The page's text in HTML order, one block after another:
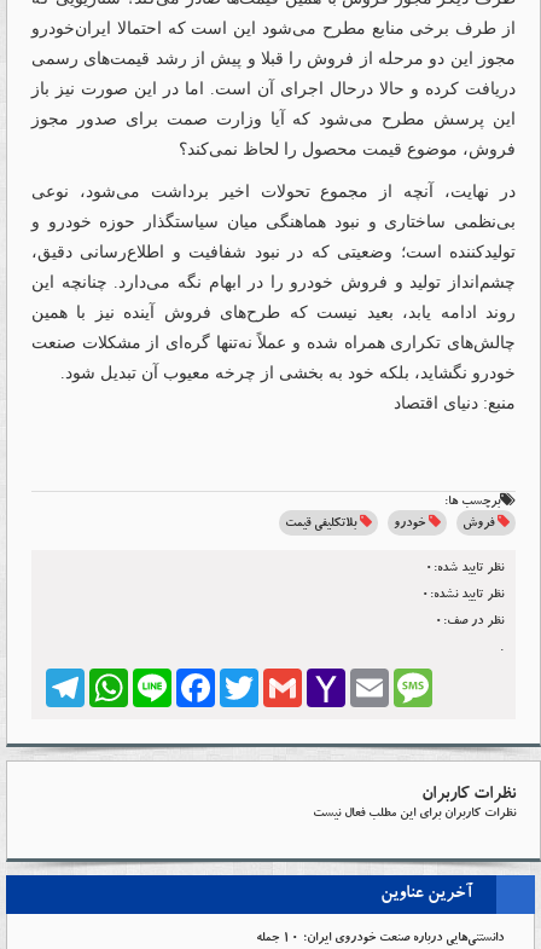
از طرف برخی منابع مطرح می‌شود این است که احتمالا ایران‌خودرو
مجوز این دو مرحله از فروش را قبلا و پیش از رشد قیمت‌های رسمی
دریافت کرده و حالا درحال اجرای آن است. اما در این صورت نیز باز
این پرسش مطرح می‌شود که آیا وزارت صمت برای صدور مجوز
فروش، موضوع قیمت محصول را لحاظ نمی‌کند؟
در نهایت، آنچه از مجموع تحولات اخیر برداشت می‌شود، نوعی
بی‌نظمی ساختاری و نبود هماهنگی میان سیاستگذار حوزه خودرو و
تولیدکننده است؛ وضعیتی که در نبود شفافیت و اطلاع‌رسانی دقیق،
چشم‌انداز تولید و فروش خودرو را در ابهام نگه می‌دارد. چنانچه این
روند ادامه یابد، بعید نیست که طرح‌های فروش آینده نیز با همین
چالش‌های تکراری همراه شده و عملاً نه‌تنها گره‌ای از مشکلات صنعت
خودرو نگشاید، بلکه خود به بخشی از چرخه معیوب آن تبدیل شود.
منبع: دنیای اقتصاد
برچسب ها:
فروش
خودرو بلاتکلیفی قیمت
نظر تایید شده:0
نظر تایید نشده:0
نظر در صف:0
TelegramWhatsApp LineFacebook Twitter Gmail
Yahoo
Email Message
نظرات کاربران
نظرات کاربران برای این مطلب فعال نیست
آخرین عناوین
دانستنی‌هایی درباره صنعت خودروی ایران؛ ۱۰ جمله